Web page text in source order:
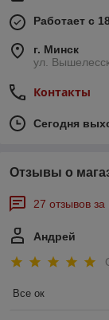
Работает с
г. Минск
ул.
Контакты
Сегодня
Отзывы о
27 отзывов
Андрей
Все ок